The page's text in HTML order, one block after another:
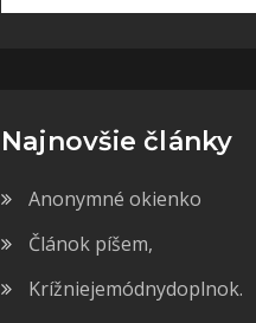
Najnovšie články
Anonymné okienko
Článok píšem,
Krížniejemódnydoplnok.